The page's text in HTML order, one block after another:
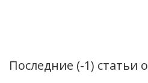
Последние (-1) статьи о